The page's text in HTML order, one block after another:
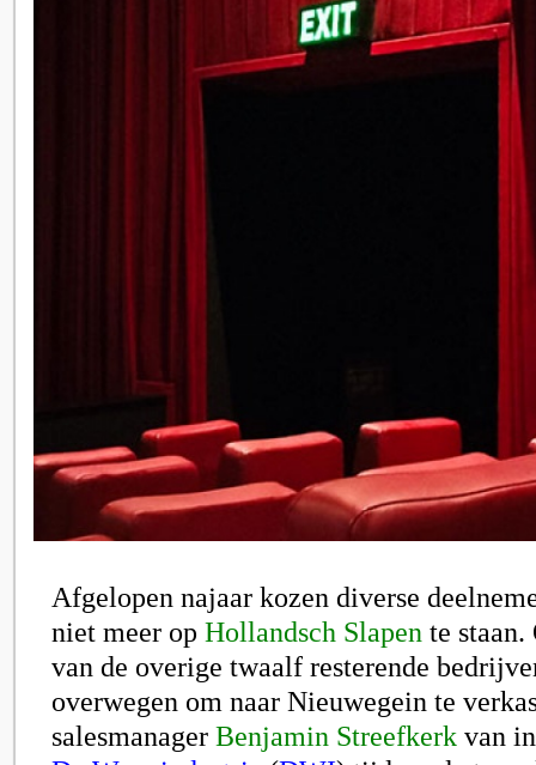
Afgelopen najaar kozen diverse
niet meer op Hollandsch Slapen te staan.
van de overige twaalf resterende
overwegen om naar Nieuwegein te
salesmanager Benjamin Streefkerk van